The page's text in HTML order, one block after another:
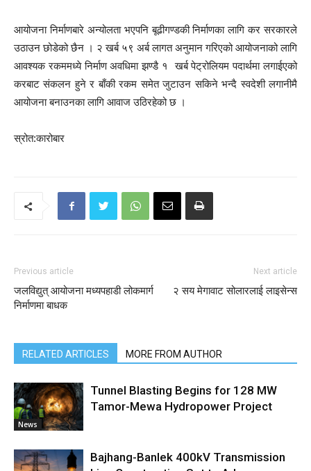
आयोजना निर्माणबारे अन्योलता भएपनि बूढीगण्डकी निर्माणका लागि कर सरकारले
उठाउन छोडेको छैन । २ खर्ब ५९ अर्ब लागत अनुमान गरिएको आयोजनाको लागि
आवश्यक रकममध्ये निर्माण अवधिमा झण्डै १ खर्ब पेट्रोलियम पदार्थमा लगाईएको
करबाट संकलन हुने र बाँकी रकम समेत जुटाउन सकिने भन्दै स्वदेशी लगानीमै
आयोजना बनाउनका लागि आवाज उठिरहेको छ ।
स्रोत:कारोबार
Previous article
जलविद्युत् आयोजना मध्यपहाडी लोकमार्ग
निर्माणमा बाधक
Next article
२ सय मेगावाट सोलारलाई लाइसेन्स
RELATED ARTICLES MORE FROM AUTHOR
News
Tunnel Blasting Begins for 128 MW
Tamor-Mewa Hydropower Project
Bajhang-Banlek 400kV Transmission